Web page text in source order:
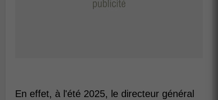
En effet, à l'été 2025, le directeur général